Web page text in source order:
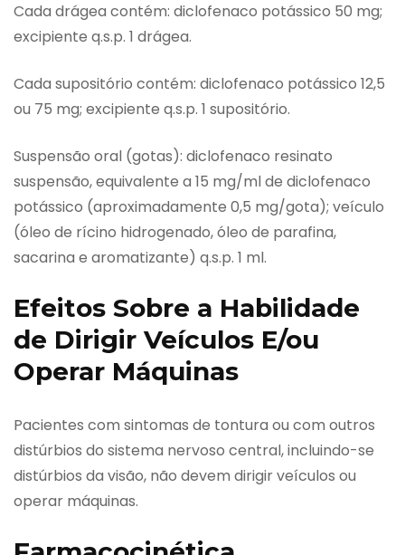
Cada drágea contém: diclofenaco potássico 50 mg;
excipiente q.s.p. 1 drágea.
Cada supositório contém: diclofenaco potássico 12,5
ou 75 mg; excipiente q.s.p. 1 supositório.
Suspensão oral (gotas): diclofenaco resinato
suspensão, equivalente a 15 mg/ml de diclofenaco
potássico (aproximadamente 0,5 mg/gota); veículo
(óleo de rícino hidrogenado, óleo de parafina,
sacarina e aromatizante) q.s.p. 1 ml.
Efeitos Sobre a Habilidade
de Dirigir Veículos E/ou
Operar Máquinas
Pacientes com sintomas de tontura ou com outros
distúrbios do sistema nervoso central, incluindo-se
distúrbios da visão, não devem dirigir veículos ou
operar máquinas.